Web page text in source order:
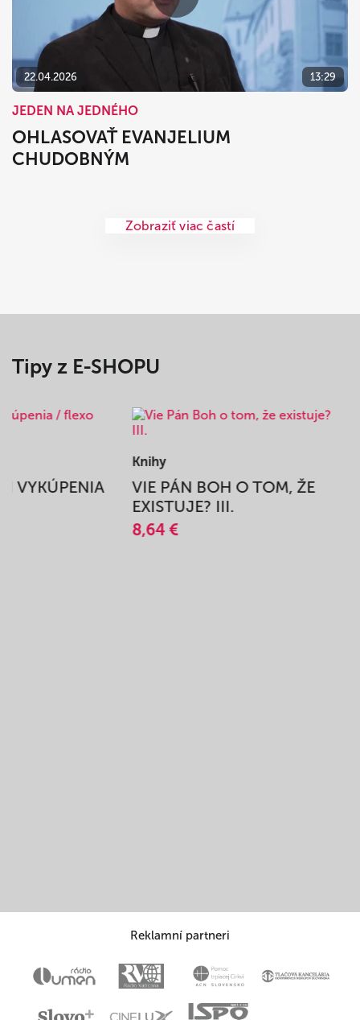
22.04.2026 13:29
JEDEN NA JEDNÉHO
OHLASOVAŤ EVANJELIUM
CHUDOBNÝM
Zobraziť viac častí
Tipy z E-SHOPU
VYKÚPENIA
Knihy
VIE PÁN BOH O TOM, ŽE
EXISTUJE? III.
8,64 €
Reklamní partneri